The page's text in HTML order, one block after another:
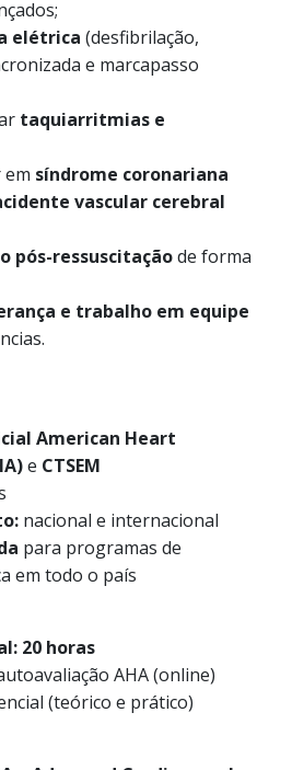
elétrica (desfibrilação,
e marcapasso
taquiarritmias e
síndrome coronariana
vascular cerebral
pós-ressuscitaçãode forma
e trabalho em equipe
American Heart
e CTSEM
nacional e internacional
para programas de
em todo o país
20 horas
AHA (online)
(teórico e prático)